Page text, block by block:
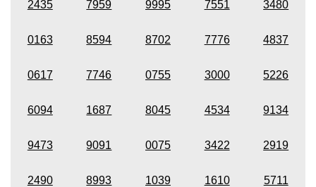
2435 7959 9995 7551 3480
0163 8594 8702 7776 4837
0617 7746 0755 3000 5226
6094 1687 8045 4534 9134
9473 9091 0075 3422 2919
2490 8993 1039 1610 5711